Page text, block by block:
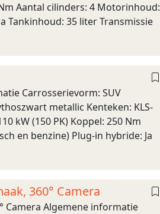
Aantal cilinders: 4 Motorinhoud:
Tankinhoud: 35 liter Transmissie
Carrosserievorm: SUV
metallic Kenteken: KLS-
kW (150 PK) Koppel: 250 Nm
en benzine) Plug-in hybride: Ja
360° Camera
Camera Algemene informatie